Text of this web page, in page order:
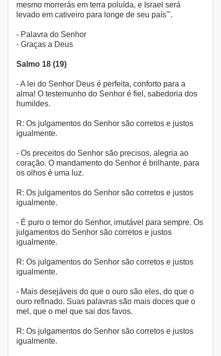
mesmo morrerás em terra poluída, e Israel será
levado em cativeiro para longe de seu país'".
- Palavra do Senhor
- Graças a Deus
Salmo 18 (19)
- A lei do Senhor Deus é perfeita, conforto para a
alma! O testemunho do Senhor é fiel, sabedoria dos
humildes.
R: Os julgamentos do Senhor são corretos e justos
igualmente.
- Os preceitos do Senhor são precisos, alegria ao
coração. O mandamento do Senhor é brilhante, para
os olhos é uma luz.
R: Os julgamentos do Senhor são corretos e justos
igualmente.
- É puro o temor do Senhor, imutável para sempre. Os
julgamentos do Senhor são corretos e justos
igualmente.
R: Os julgamentos do Senhor são corretos e justos
igualmente.
- Mais desejáveis do que o ouro são eles, do que o
ouro refinado. Suas palavras são mais doces que o
mel, que o mel que sai dos favos.
R: Os julgamentos do Senhor são corretos e justos
igualmente.